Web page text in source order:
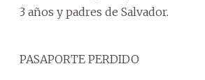
3 años y padres de Salvador.
PASAPORTE PERDIDO